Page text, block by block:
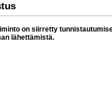
on siirretty
lähettämistä.